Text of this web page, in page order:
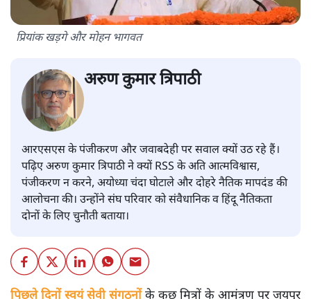
प्रियांक खड़गे और मोहन भागवत
अरुण कुमार त्रिपाठी
आरएसएस के पंजीकरण और जवाबदेही पर सवाल क्यों उठ रहे हैं।
पढ़िए अरुण कुमार त्रिपाठी ने क्यों RSS के अति आत्मविश्वास,
पंजीकरण न करने, अयोध्या चंदा घोटाले और दोहरे नैतिक मापदंड की
आलोचना की। उन्होंने संघ परिवार को संवैधानिक व हिंदू नैतिकता
दोनों के लिए चुनौती बताया।